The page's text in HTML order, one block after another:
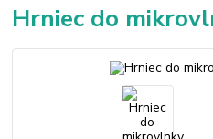
Hrniec do